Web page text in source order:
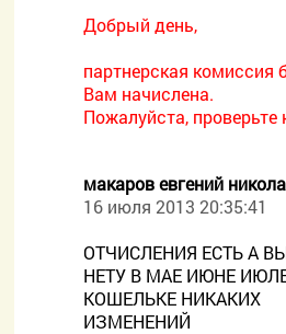
Добрый день,
партнерская комиссия
Вам начислена.
Пожалуйста, проверьте
макаров евгений
16 июля 2013 20:35:41
ОТЧИСЛЕНИЯ ЕСТЬ А
НЕТУ В МАЕ ИЮНЕ
КОШЕЛЬКЕ НИКАКИХ
ИЗМЕНЕНИЙ